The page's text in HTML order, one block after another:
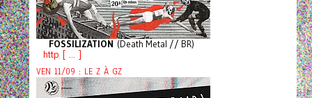
FOSSILIZATION (Death Metal // BR)
http [ ... ]
VEN 11/09 : LE Z À GZ